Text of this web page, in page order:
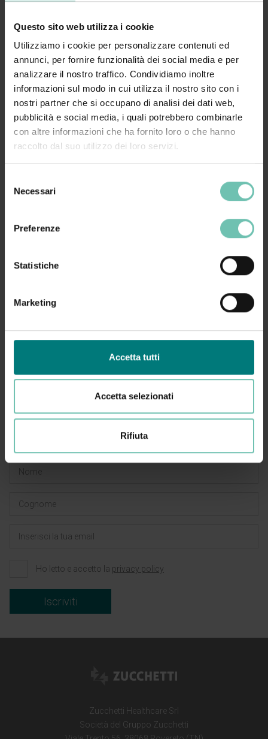
Questo sito web utilizza i cookie
Utilizziamo i cookie per personalizzare contenuti ed
annunci, per fornire funzionalità dei social media e per
analizzare il nostro traffico. Condividiamo inoltre
informazioni sul modo in cui utilizza il nostro sito con i
nostri partner che si occupano di analisi dei dati web,
pubblicità e social media, i quali potrebbero combinarle
con altre informazioni che ha fornito loro o che hanno
raccolto dal suo utilizzo dei loro servizi.
delNecessari
Preferenze
Statistiche
Marketing
Accetta tutti
Accetta selezionati
Rifiuta
enti gestori e per tutto il settore.
La mattinata proseguirà con una tavola rotonda che
vedrà il confronto tra rappresentanti di differenti
associazioni di categoria.
In qualità di sponsor sostenitore dell’iniziativa, saremo
presenti con undesk informativo: il nostro team sarà a
disposizione per illustrare le nostre soluzioni digitali
dedicate alla gestione delle RSA.
per conoscerci e approfondire insieme i temi della
Iscriviti alla newsletter
Rimani aggiornato sulle ultime novità di Zucchetti
Healthcare. Ogni mese riceverai news su prodotti,
eventi, corsi di formazione e molto altro.
Ho letto e accetto la privacy policy
Iscriviti
Zucchetti Healthcare Srl
Società del Gruppo Zucchetti